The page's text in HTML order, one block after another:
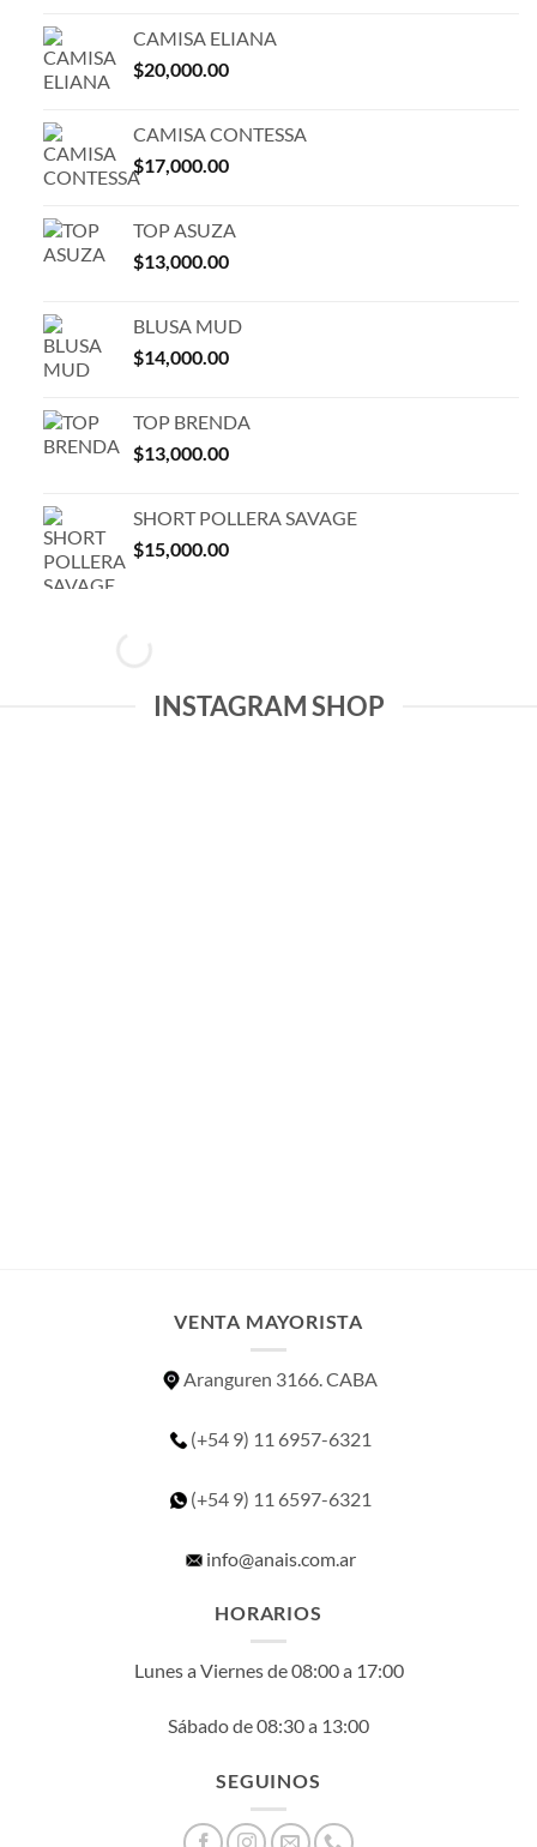
CAMISA ELIANA
$20,000.00
CAMISA CONTESSA
$17,000.00
TOP ASUZA
$13,000.00
BLUSA MUD
$14,000.00
TOP BRENDA
$13,000.00
SHORT POLLERA SAVAGE
$15,000.00
INSTAGRAM SHOP
VENTA MAYORISTA
Aranguren 3166. CABA
(+54 9) 11 6957-6321
(+54 9) 11 6597-6321
info@anais.com.ar
HORARIOS
Lunes a Viernes de 08:00 a 17:00
Sábado de 08:30 a 13:00
SEGUINOS